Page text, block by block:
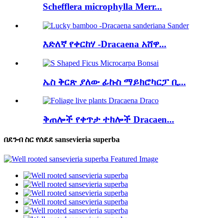
Schefflera microphylla Merr...
እድለኛ የቀርከሃ -Dracaena አሸዋ...
ኤስ ቅርጽ ያለው ፊኩስ ማይክሮካርፓ ቢ...
ቅጠሎች የቀጥታ ተክሎች Dracaen...
በደንብ ስር የሰደደ sansevieria superba